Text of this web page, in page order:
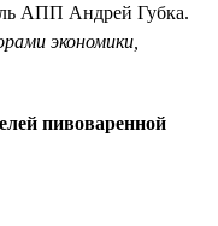
АПП Андрей Губка.
экономики,
пивоваренной